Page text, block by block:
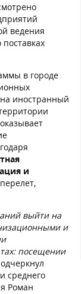
ведения
в городе
иностранный
и
выйти на
и
посещении
среднего
Роман